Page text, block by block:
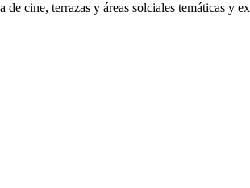
cine, terrazas y áreas solciales temáticas y